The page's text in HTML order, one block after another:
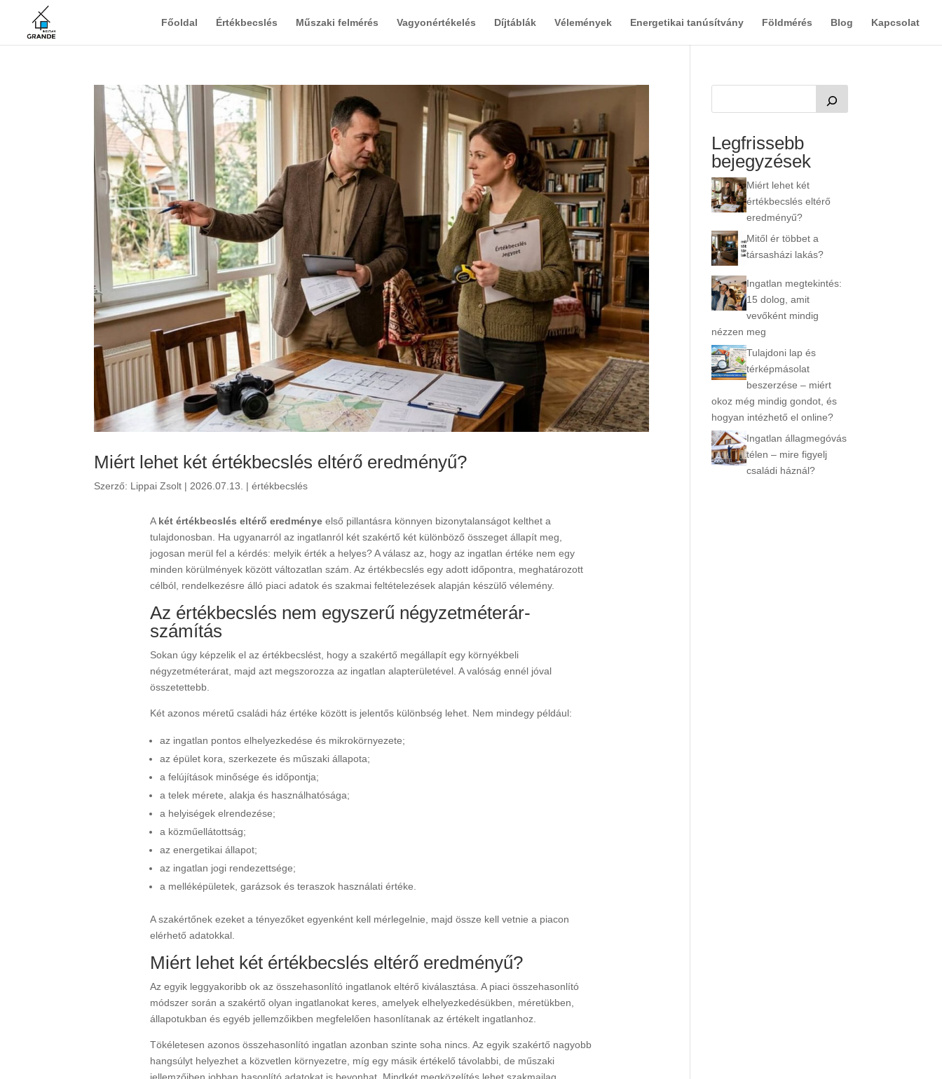
Főoldal Értékbecslés Műszaki felmérés Vagyonértékelés Díjtáblák Vélemények Energetikai tanúsítvány Földmérés Blog Kapcsolat
Miért lehet két értékbecslés eltérő eredményű?
Szerző: Lippai Zsolt | 2026.07.13. |értékbecslés
A két értékbecslés eltérő eredményeelső pillantásra könnyen bizonytalanságot kelthet a
tulajdonosban. Ha ugyanarról az ingatlanról két szakértő két különböző összeget állapít meg,
jogosan merül fel a kérdés: melyik érték a helyes? A válasz az, hogy az ingatlan értéke nem egy
minden körülmények között változatlan szám. Az értékbecslés egy adott időpontra, meghatározott
célból, rendelkezésre álló piaci adatok és szakmai feltételezések alapján készülő vélemény.
Az értékbecslés nem egyszerű négyzetméterár-
számítás
Sokan úgy képzelik el az értékbecslést, hogy a szakértő megállapít egy környékbeli
négyzetméterárat, majd azt megszorozza az ingatlan alapterületével. A valóság ennél jóval
összetettebb.
Két azonos méretű családi ház értéke között is jelentős különbség lehet. Nem mindegy például:
az ingatlan pontos elhelyezkedése és mikrokörnyezete;
az épület kora, szerkezete és műszaki állapota;
a felújítások minősége és időpontja;
a telek mérete, alakja és használhatósága;
a helyiségek elrendezése;
a közműellátottság;
az energetikai állapot;
az ingatlan jogi rendezettsége;
a melléképületek, garázsok és teraszok használati értéke.
A szakértőnek ezeket a tényezőket egyenként kell mérlegelnie, majd össze kell vetnie a piacon
elérhető adatokkal.
Miért lehet két értékbecslés eltérő eredményű?
Az egyik leggyakoribb ok az összehasonlító ingatlanok eltérő kiválasztása. A piaci összehasonlító
módszer során a szakértő olyan ingatlanokat keres, amelyek elhelyezkedésükben, méretükben,
állapotukban és egyéb jellemzőikben megfelelően hasonlítanak az értékelt ingatlanhoz.
Tökéletesen azonos összehasonlító ingatlan azonban szinte soha nincs. Az egyik szakértő nagyobb
hangsúlyt helyezhet a közvetlen környezetre, míg egy másik értékelő távolabbi, de műszaki
jellemzőiben jobban hasonlító adatokat is bevonhat. Mindkét megközelítés lehet szakmailag
Legfrissebb
bejegyzések
Miért lehet két
értékbecslés eltérő
eredményű?
Mitől ér többet a
társasházi lakás?
Ingatlan megtekintés:
15 dolog, amit
vevőként mindig
nézzen meg
Tulajdoni lap és
térképmásolat
beszerzése – miért
okoz még mindig gondot, és
hogyan intézhető el online?
Ingatlan állagmegóvás
télen – mire figyelj
családi háznál?